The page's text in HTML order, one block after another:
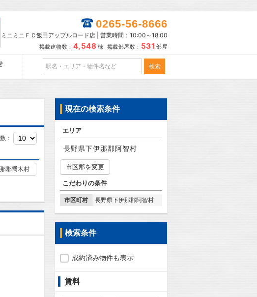
0265-56-8666
ミニミニＦＣ飯田アップルロード店 | 営業時間：10:00～18:00
掲載建物数： 4,548 棟 掲載部屋数： 531 部屋
郡喬木村
：
現在の検索条件
エリア
長野県下伊那郡阿智村
市区郡を変更
こだわりの条件
市区町村 長野県下伊那郡阿智村
検索条件
成約済み物件も表示
賃料